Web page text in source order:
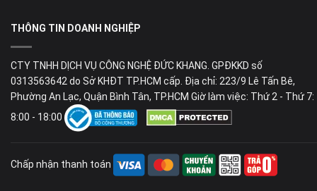
THÔNG TIN DOANH NGHIỆP
CTY TNHH DỊCH VỤ CÔNG NGHỆ ĐỨC KHANG. GPĐKKD số
0313563642 do Sở KHĐT TP.HCM cấp. Địa chỉ: 223/9 Lê Tấn Bê,
Phường An Lạc, Quận Bình Tân, TP.HCM Giờ làm việc: Thứ 2 - Thứ 7:
8:00 - 18:00
Chấp nhận thanh toán